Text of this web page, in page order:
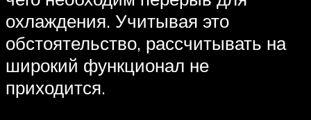
охлаждения. Учитывая это
обстоятельство, рассчитывать на
широкий функционал не
приходится.